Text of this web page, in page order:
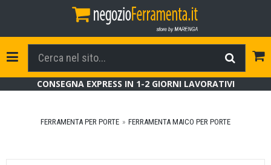
Toggle Navigation
CONSEGNA EXPRESS IN 1-2 GIORNI LAVORATIVI
FERRAMENTA PER PORTE FERRAMENTA MAICO PER PORTE